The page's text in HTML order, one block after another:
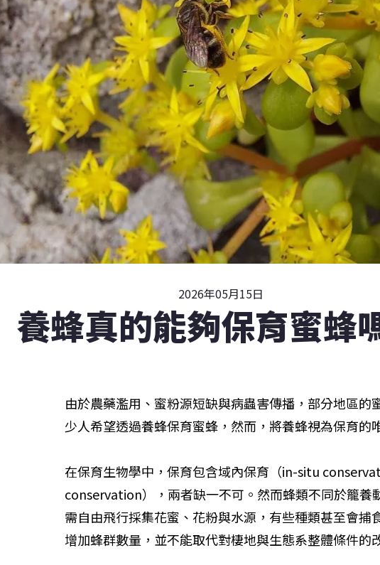
2026年05月15日
養蜂真的能夠保育蜜蜂
由於農藥濫用、蜜粉源短缺與病蟲害傳播，部分地區
少人希望透過養蜂保育蜜蜂，然而，將養蜂視為保育的
在保育生物學中，保育包含域內保育（in-situ
conservation），兩者缺一不可。然而蜂類不同於籠養
需自由飛行採集花蜜、花粉與水源，有些種類甚至會捕
增加蜂群數量，並不能取代對棲地與生態系整體條件的